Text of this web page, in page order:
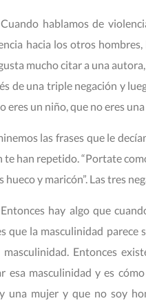
hablamos de
hacia los otros
mucho citar a una
de una triple negación y
eres un niño, que no eres
las frases que le
han repetido. “Portate
hueco y maricón”. Las tres
hay algo que
que la masculinidad parece
Entonces
esa masculinidad y es
una mujer y que no soy